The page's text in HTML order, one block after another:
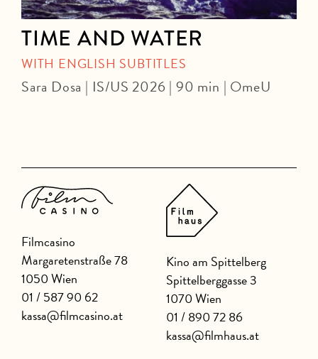
TIME AND WATER
WITH ENGLISH SUBTITLES
Sara Dosa | IS/US 2026 | 90 min | OmeU
Filmcasino
Margaretenstraße 78
1050 Wien
01 / 587 90 62
kassa@filmcasino.at
Kino am Spittelberg
Spittelberggasse 3
1070 Wien
01 / 890 72 86
kassa@filmhaus.at